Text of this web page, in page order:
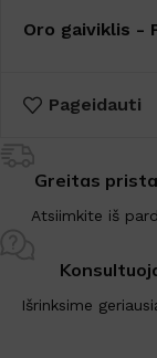
Oro gaiviklis -
Pageidauti
Greitas
Atsiimkite iš
Išrinksime